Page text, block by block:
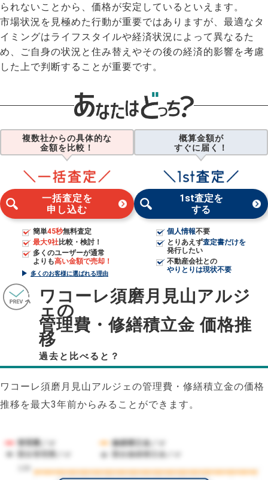
られないことから、価格が安定しているといえます。
市場状況を見極めた行動が重要ではありますが、最適なタ
イミングはライフスタイルや経済状況によって異なるた
め、ご自身の状況と住み替えやその後の経済的影響を考慮
した上で判断することが重要です。
複数社からの具体的な
金額を比較！
一括査定を
申し込む
簡単45秒無料査定
最大9社比較・検討！
多くのユーザーが通常
よりも高い金額で売却！
多くのお客様に選ばれる理由
概算金額が
すぐに届く！
1st査定を
する
個人情報不要
とりあえず査定書だけを
発行したい
不動産会社との
やりとりは現状不要
ワコーレ須磨月見山アルジ
ェの
管理費・修繕積立金 価格推
移
過去と比べると？
ワコーレ須磨月見山アルジェの管理費・修繕積立金の価格
推移を最大3年前からみることができます。
管理費／㎡
修繕積立金／㎡
競合管理費／㎡
競合修繕積立金／㎡